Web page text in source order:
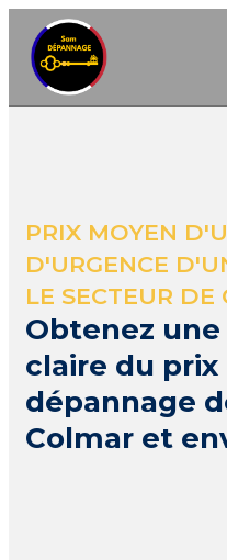
PRIX MOYEN
D'URGENCE
LE SECTEUR DE
Obtenez
claire du prix
dépannage
Colmar et